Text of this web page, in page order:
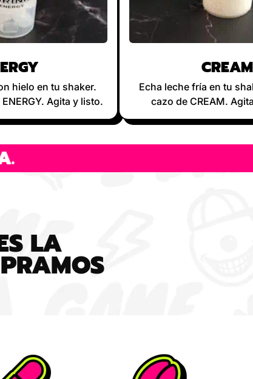
hielo en tu shaker.
Agita y listo.
CREAM
Echa leche fría en tu
cazo de CREAM.
LA